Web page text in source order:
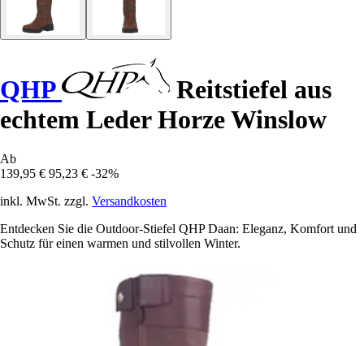
QHP
Reitstiefel aus
echtem Leder Horze Winslow
Ab
139,95 € 95,23 € -32%
inkl. MwSt. zzgl. Versandkosten
Entdecken Sie die Outdoor-Stiefel QHP Daan: Eleganz, Komfort und
Schutz für einen warmen und stilvollen Winter.